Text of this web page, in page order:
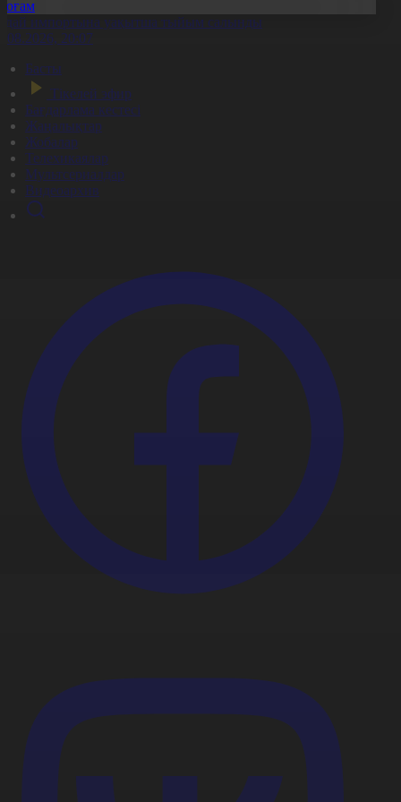
импортына уақытша тыйым салынды
20:07
Басты
Тікелей эфир
Бағдарлама кестесі
Жаңалықтар
Жобалар
Телехикаялар
Мультсериалдар
Видеоархив